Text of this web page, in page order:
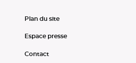
Plan du site
Espace presse
Contact